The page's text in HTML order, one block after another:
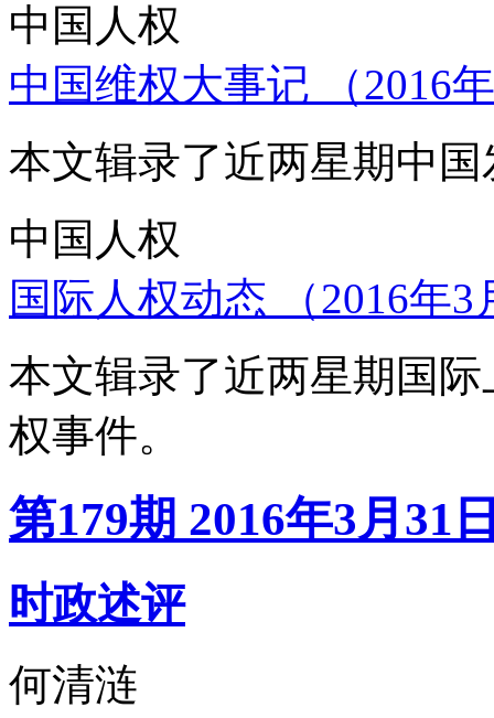
中国人权
中国维权大事记 （2016
本文辑录了近两星期中
中国人权
国际人权动态 （2016年
本文辑录了近两星期国
权事件。
第179期 2016年3月31
时政述评
何清涟